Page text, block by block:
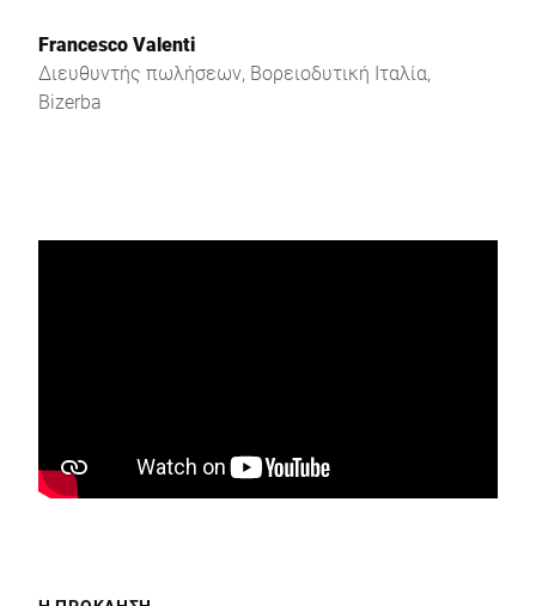
Francesco Valenti
Διευθυντής πωλήσεων, Βορειοδυτική Ιταλία,
Bizerba